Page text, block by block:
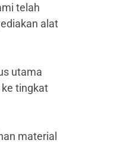
telah
alat
utama
tingkat
material